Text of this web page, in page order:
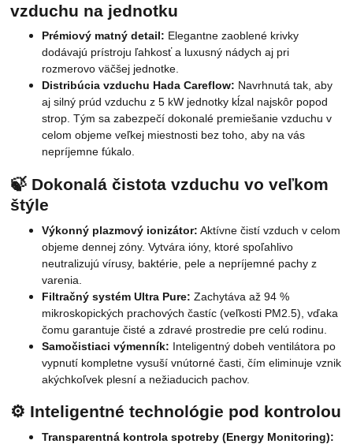
vzduchu na jednotku
Prémiový matný detail: Elegantne zaoblené krivky
dodávajú prístroju ľahkosť a luxusný nádych aj pri
rozmerovo väčšej jednotke.
Distribúcia vzduchu Hada Careflow: Navrhnutá tak, aby
aj silný prúd vzduchu z 5 kW jednotky kĺzal najskôr popod
strop. Tým sa zabezpečí dokonalé premiešanie vzduchu v
celom objeme veľkej miestnosti bez toho, aby na vás
nepríjemne fúkalo.
🍃 Dokonalá čistota vzduchu vo veľkom
štýle
Výkonný plazmový ionizátor: Aktívne čistí vzduch v celom
objeme dennej zóny. Vytvára ióny, ktoré spoľahlivo
neutralizujú vírusy, baktérie, pele a nepríjemné pachy z
varenia.
Filtračný systém Ultra Pure: Zachytáva až 94 %
mikroskopických prachových častíc (veľkosti PM2.5), vďaka
čomu garantuje čisté a zdravé prostredie pre celú rodinu.
Samočistiaci výmenník: Inteligentný dobeh ventilátora po
vypnutí kompletne vysuší vnútorné časti, čím eliminuje vznik
akýchkoľvek plesní a nežiaducich pachov.
⚙️ Inteligentné technológie pod kontrolou
Transparentná kontrola spotreby (Energy Monitoring):